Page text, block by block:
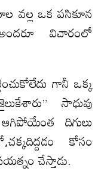
వల్ల ఒక పసికూన
విచారంలో
గానీ ఒక్క
సాధువు
దిగులు
కోసం
చేస్తాడు.